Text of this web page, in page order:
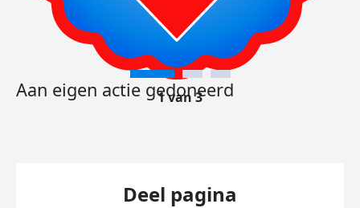
Aan eigen actie gedoneerd
1 van 3
Deel pagina